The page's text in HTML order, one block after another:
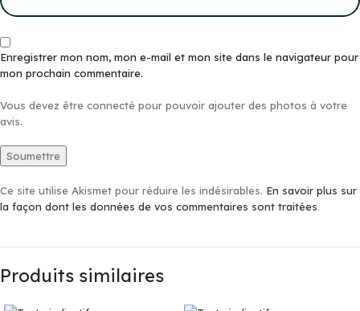
Enregistrer mon nom, mon e-mail et mon site dans le navigateur pour
mon prochain commentaire.
Vous devez être connecté pour pouvoir ajouter des photos à votre
avis.
Ce site utilise Akismet pour réduire les indésirables. En savoir plus sur
la façon dont les données de vos commentaires sont traitées.
Produits similaires